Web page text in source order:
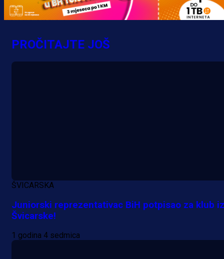
PROČITAJTE JOŠ
ŠVICARSKA
Juniorski reprezentativac BiH potpisao za klub iz
Švicarske!
1 godina 4 sedmica